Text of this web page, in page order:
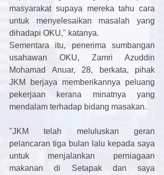
masyarakat supaya mereka tahu cara
untuk menyelesaikan masalah yang
dihadapi OKU," katanya.
Sementara itu, penerima sumbangan
usahawan OKU, Zamri Azuddin
Mohamad Anuar, 28, berkata, pihak
JKM berjaya memberikannya peluang
pekerjaan kerana minatnya yang
mendalam terhadap bidang masakan.
"JKM telah meluluskan geran
pelancaran tiga bulan lalu kepada saya
untuk menjalankan perniagaan
makanan di Setapak dan saya